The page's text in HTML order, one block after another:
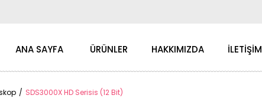
ANA SAYFA ÜRÜNLER HAKKIMIZDA İLETİŞİM
SDS3000X HD Serisis (12 Bit)